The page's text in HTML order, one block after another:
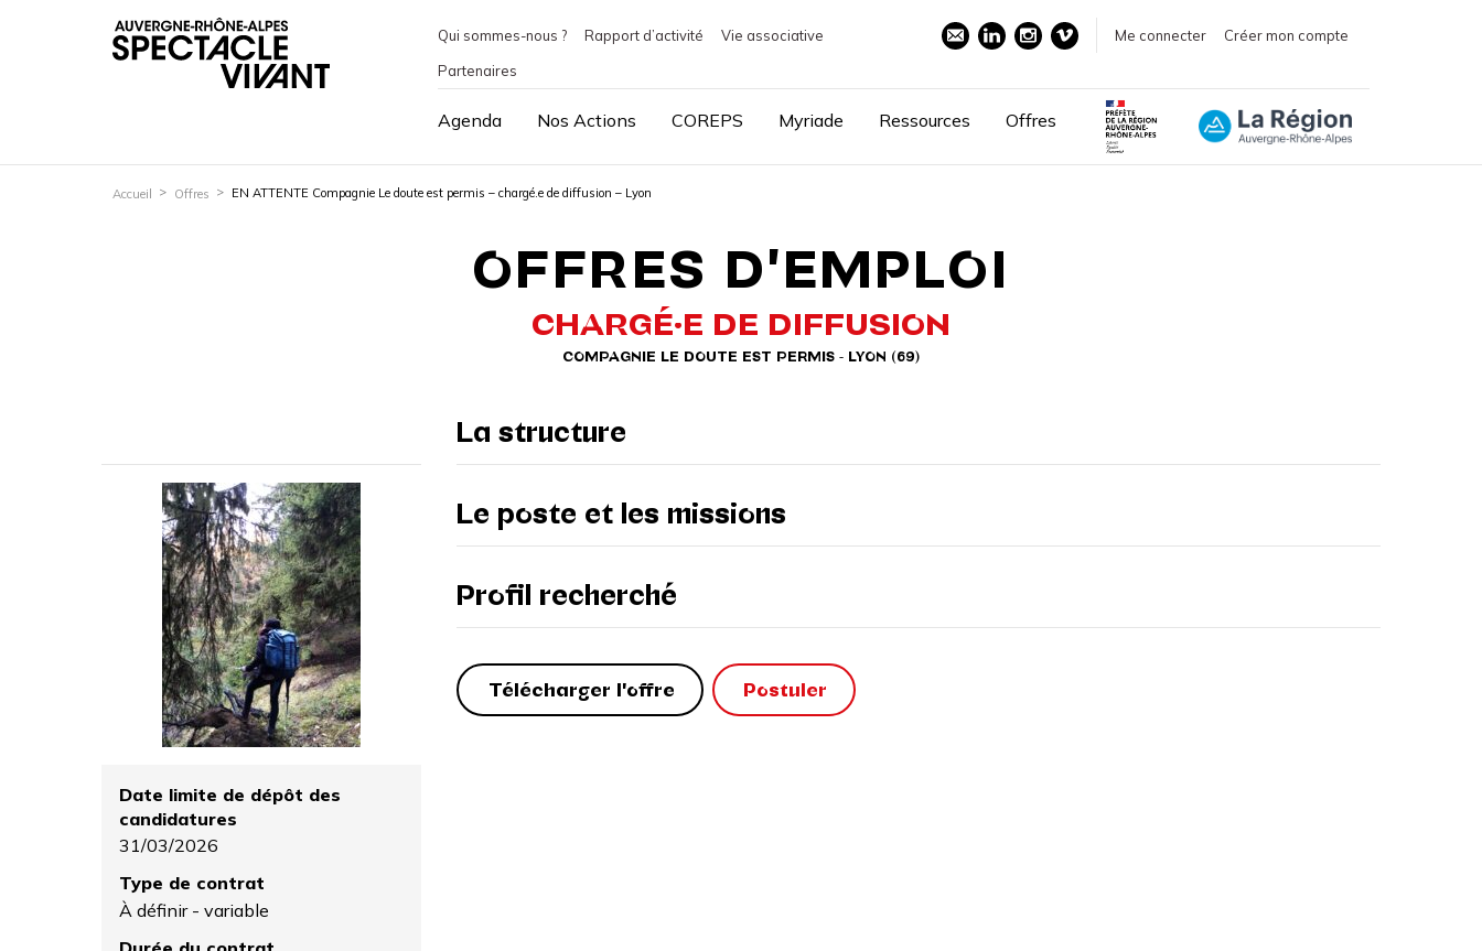
Qui sommes-nous ? Rapport d’activité
Vie associative
Partenaires
Me connecter Créer mon compte
Agenda Nos Actions COREPS Myriade Ressources Offres
Accueil Offres EN ATTENTE Compagnie Le doute est permis – chargé.e de diffusion – Lyon
OFFRES D'EMPLOI
CHARGÉ·E DE DIFFUSION
COMPAGNIE LE DOUTE EST PERMIS - LYON (69)
Date limite de dépôt des
candidatures
31/03/2026
Type de contrat
À définir - variable
La structure
Le poste et les missions
Profil recherché
Télécharger l'offre Postuler